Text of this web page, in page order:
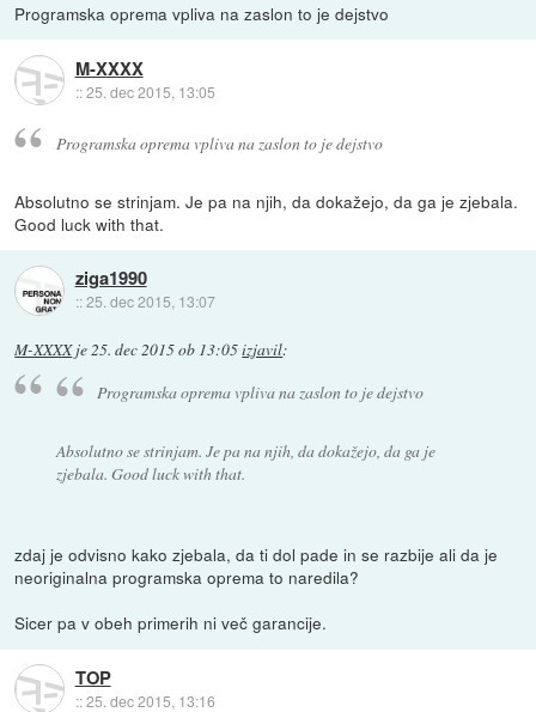
Programska oprema vpliva na zaslon to je dejstvo
M-XXXX
::25. dec 2015, 13:05
Programska oprema vpliva na zaslon to je dejstvo
Absolutno se strinjam. Je pa na njih, da dokažejo, da ga je zjebala.
Good luck with that.
ziga1990
::25. dec 2015, 13:07
M-XXXXje25. dec 2015 ob 13:05izjavil:
Programska oprema vpliva na zaslon to je dejstvo
Absolutno se strinjam. Je pa na njih, da dokažejo, da ga je
zjebala. Good luck with that.
zdaj je odvisno kako zjebala, da ti dol pade in se razbije ali da je
neoriginalna programska oprema to naredila?
Sicer pa v obeh primerih ni več garancije.
TOP
::25. dec 2015, 13:16